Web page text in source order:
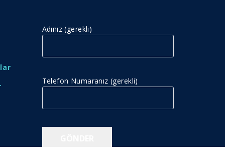
Adınız (gerekli)
Telefon Numaranız (gerekli)